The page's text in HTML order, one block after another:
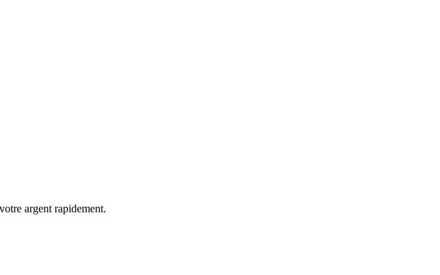
argent rapidement.